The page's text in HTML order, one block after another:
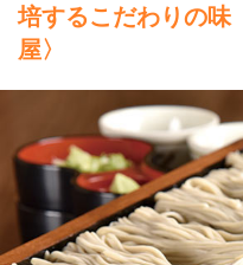
培するこだわりの味
屋〉